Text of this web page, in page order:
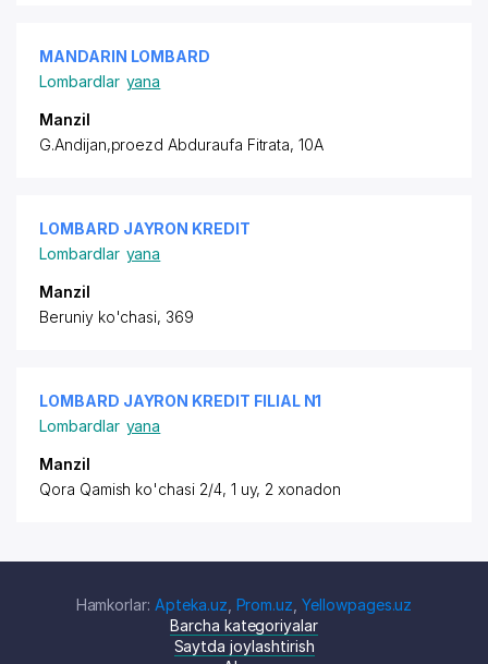
MANDARIN LOMBARD
Lombardlar yana
Manzil
G.Andijan,proezd Abduraufa Fitrata, 10A
LOMBARD JAYRON KREDIT
Lombardlar yana
Manzil
Beruniy ko'chasi, 369
LOMBARD JAYRON KREDIT FILIAL N1
Lombardlar yana
Manzil
Qora Qamish ko'chasi 2/4, 1 uy, 2 xonadon
Hamkorlar: Apteka.uz Prom.uz ,Yellowpages.uz
Barcha kategoriyalar
Saytda joylashtirish